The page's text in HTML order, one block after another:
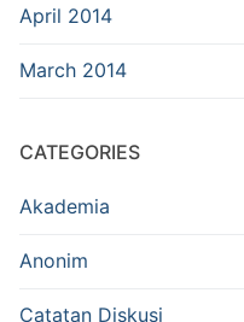
April 2014
March 2014
CATEGORIES
Akademia
Anonim
Catatan Diskusi